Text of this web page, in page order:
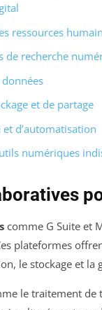
ressources
de recherche
données
et de partage
d’automatisation
numériques
comme G Suite et
plateformes
le stockage et la
le traitement